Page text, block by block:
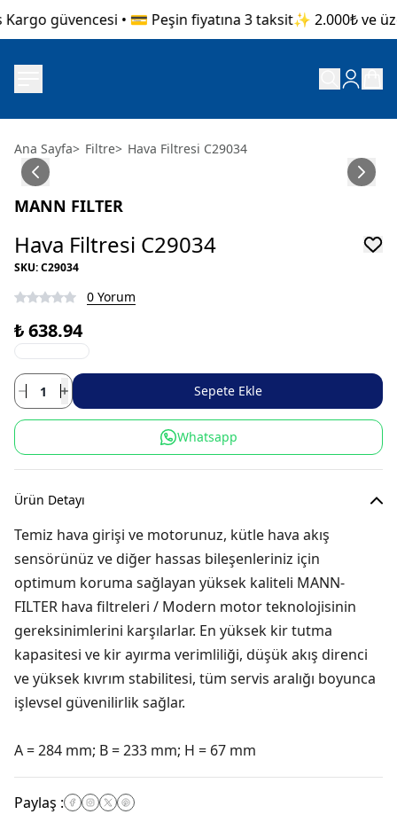
güvencesi • 💳 Peşin fiyatına 3 taksit✨ 2.000₺ ve
Ana Sayfa> Filtre> Hava Filtresi C29034
MANN FILTER
Hava Filtresi C29034
SKU:C29034
0 Yorum
₺ 638.94
Sepete Ekle
Whatsapp
Ürün Detayı
Temiz hava girişi ve motorunuz, kütle hava akış
sensörünüz ve diğer hassas bileşenleriniz için
optimum koruma sağlayan yüksek kaliteli MANN-
FILTER hava filtreleri / Modern motor teknolojisinin
gereksinimlerini karşılarlar. En yüksek kir tutma
kapasitesi ve kir ayırma verimliliği, düşük akış direnci
ve yüksek kıvrım stabilitesi, tüm servis aralığı boyunca
işlevsel güvenilirlik sağlar.
A = 284 mm; B = 233 mm; H = 67 mm
Paylaş :